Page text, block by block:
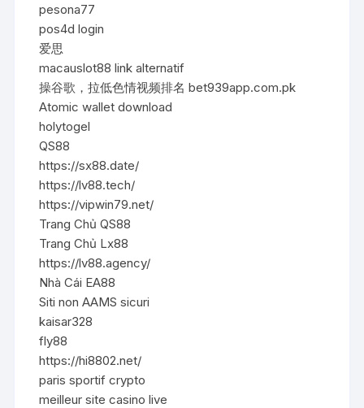
pesona77
pos4d login
爱思
macauslot88 link alternatif
操谷歌，拉低色情视频排名 bet939app.com.pk
Atomic wallet download
holytogel
QS88
https://sx88.date/
https://lv88.tech/
https://vipwin79.net/
Trang Chủ QS88
Trang Chủ Lx88
https://lv88.agency/
Nhà Cái EA88
Siti non AAMS sicuri
kaisar328
fly88
https://hi8802.net/
paris sportif crypto
meilleur site casino live